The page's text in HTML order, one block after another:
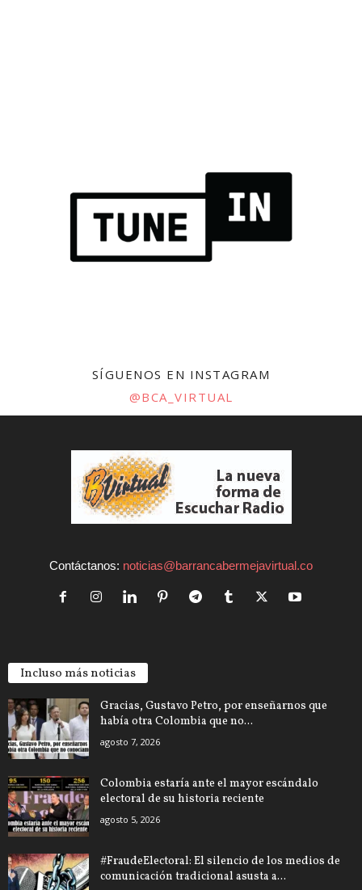
SÍGUENOS EN INSTAGRAM
@BCA_VIRTUAL
Contáctanos: noticias@barrancabermejavirtual.co
Incluso más noticias
Gracias, Gustavo Petro, por enseñarnos que
había otra Colombia que no...
agosto 7, 2026
Colombia estaría ante el mayor escándalo
electoral de su historia reciente
agosto 5, 2026
#FraudeElectoral: El silencio de los medios de
comunicación tradicional asusta a...